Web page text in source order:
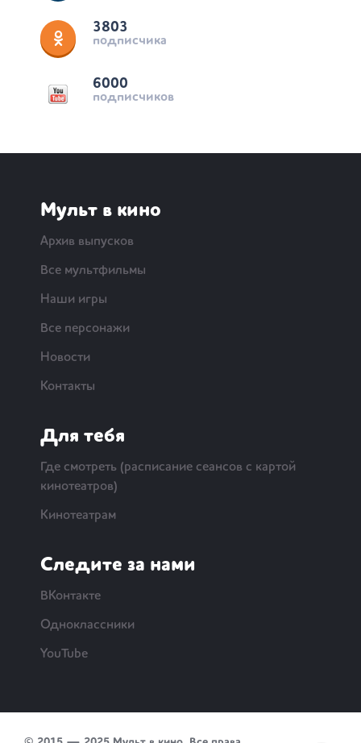
3803
подписчика
6000
подписчиков
Мульт в кино
Архив выпусков
Все мультфильмы
Наши игры
Все персонажи
Новости
Контакты
Для тебя
Где смотреть (расписание сеансов с картой
кинотеатров)
Кинотеатрам
Следите за нами
ВКонтакте
Одноклассники
YouTube